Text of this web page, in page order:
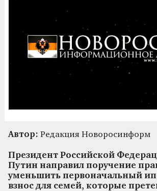
Автор: Редакция Новоросинформ
Президент Российской
Путин направил поручение
уменьшить первоначальный
взнос для семей, которые